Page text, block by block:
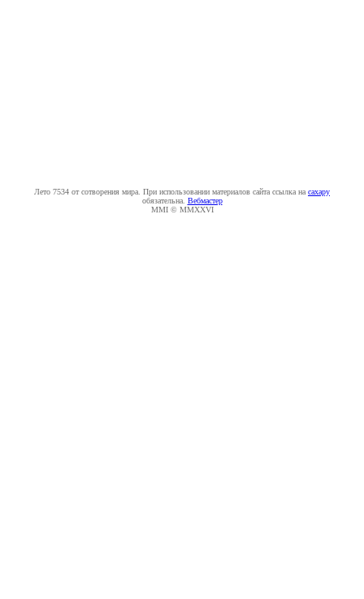
Лето 7534 от сотворения мира. При использовании материалов сайта ссылка на caxapу
обязательна. Вебмастер
MMI © MMXXVI